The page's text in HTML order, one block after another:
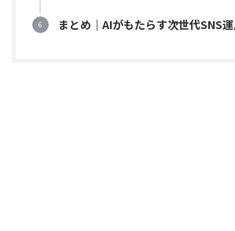
まとめ｜AIがもたらす次世代SNS